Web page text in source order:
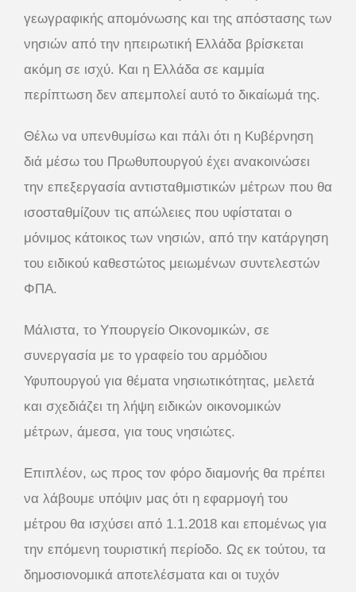
γεωγραφικής απομόνωσης και της απόστασης των
νησιών από την ηπειρωτική Ελλάδα βρίσκεται
ακόμη σε ισχύ. Και η Ελλάδα σε καμμία
περίπτωση δεν απεμπολεί αυτό το δικαίωμά της.
Θέλω να υπενθυμίσω και πάλι ότι η Κυβέρνηση
διά μέσω του Πρωθυπουργού έχει ανακοινώσει
την επεξεργασία αντισταθμιστικών μέτρων που θα
ισοσταθμίζουν τις απώλειες που υφίσταται ο
μόνιμος κάτοικος των νησιών, από την κατάργηση
του ειδικού καθεστώτος μειωμένων συντελεστών
ΦΠΑ.
Μάλιστα, το Υπουργείο Οικονομικών, σε
συνεργασία με το γραφείο του αρμόδιου
Υφυπουργού για θέματα νησιωτικότητας, μελετά
και σχεδιάζει τη λήψη ειδικών οικονομικών
μέτρων, άμεσα, για τους νησιώτες.
Επιπλέον, ως προς τον φόρο διαμονής θα πρέπει
να λάβουμε υπόψιν μας ότι η εφαρμογή του
μέτρου θα ισχύσει από 1.1.2018 και επομένως για
την επόμενη τουριστική περίοδο. Ως εκ τούτου, τα
δημοσιονομικά αποτελέσματα και οι τυχόν